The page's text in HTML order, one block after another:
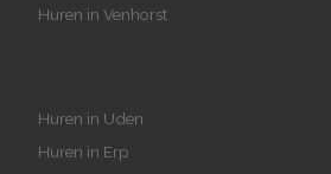
Huren in Venhorst
Huren in Uden
Huren in Erp